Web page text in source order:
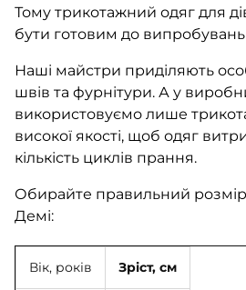
Тому трикотажний одяг для
бути готовим до випробувань
Наші майстри приділяють
швів та фурнітури. А у
використовуємо лише
високої якості, щоб одяг
кількість циклів прання.
Обирайте правильний
Демі:
Вік, років Зріст, см